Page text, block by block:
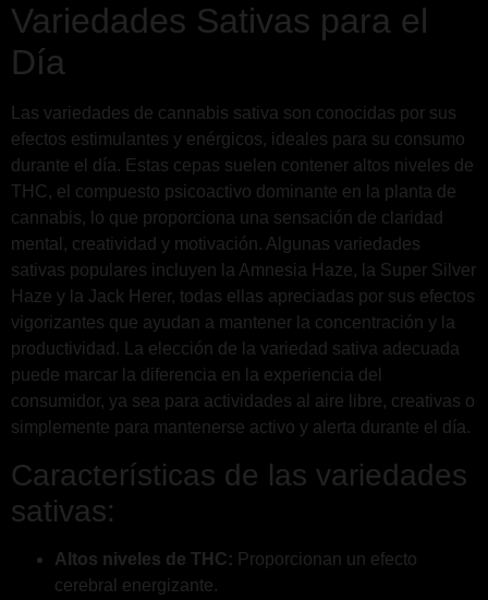
Variedades Sativas para el
Día
Las variedades de cannabis sativa son conocidas por sus
efectos estimulantes y enérgicos, ideales para su consumo
durante el día. Estas cepas suelen contener altos niveles de
THC, el compuesto psicoactivo dominante en la planta de
cannabis, lo que proporciona una sensación de claridad
mental, creatividad y motivación. Algunas variedades
sativas populares incluyen la Amnesia Haze, la Super Silver
Haze y la Jack Herer, todas ellas apreciadas por sus efectos
vigorizantes que ayudan a mantener la concentración y la
productividad. La elección de la variedad sativa adecuada
puede marcar la diferencia en la experiencia del
consumidor, ya sea para actividades al aire libre, creativas o
simplemente para mantenerse activo y alerta durante el día.
Características de las variedades
sativas:
Altos niveles de THC: Proporcionan un efecto
cerebral energizante.